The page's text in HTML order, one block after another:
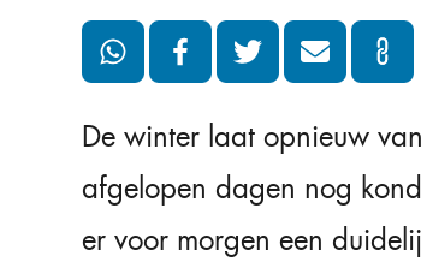
De winter laat opnieuw
afgelopen dagen nog
er voor morgen een